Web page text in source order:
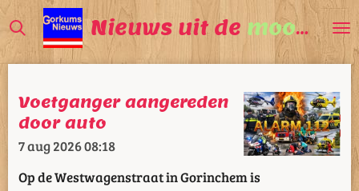
Ga
direct
naar
de
hoofdinhoud
Nieuws uit de mooiste
Voetganger aangereden
door auto
7 aug 202608:18
Op de Westwagenstraat in Gorinchem is